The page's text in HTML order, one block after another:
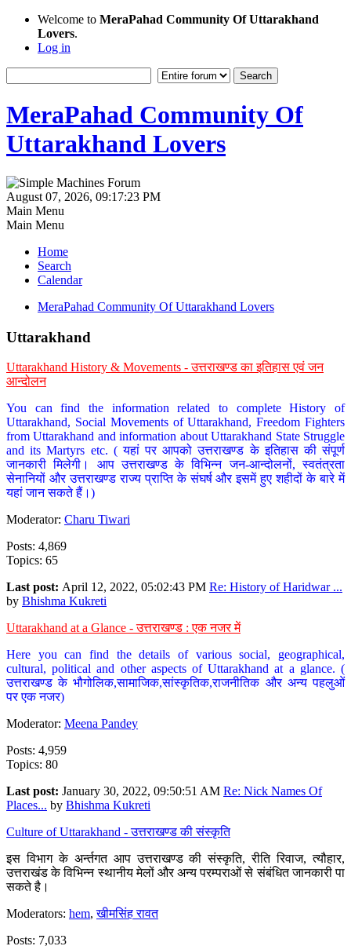
Welcome to MeraPahad Community Of Uttarakhand
Lovers.
Log in
MeraPahad Community Of
Uttarakhand Lovers
August 07, 2026, 09:17:23 PM
Main Menu
Main Menu
Home
Search
Calendar
MeraPahad Community Of Uttarakhand Lovers
Uttarakhand
Uttarakhand History & Movements - उत्तराखण्ड का इतिहास एवं जन
आन्दोलन
You can find the information related to complete History of
Uttarakhand, Social Movements of Uttarakhand, Freedom Fighters
from Uttarakhand and information about Uttarakhand State Struggle
and its Martyrs etc. ( यहां पर आपको उत्तराखण्ड के इतिहास की संपूर्ण
जानकारी मिलेगी। आप उत्तराखण्ड के विभिन्न जन-आन्दोलनों, स्वतंत्रता
सेनानियों और उत्तराखण्ड राज्य प्राप्ति के संघर्ष और इसमें हुए शहीदों के बारे में
यहां जान सकते हैं।)
Moderator: Charu Tiwari
Posts: 4,869
Topics: 65
Last post: April 12, 2022, 05:02:43 PM Re: History of Haridwar ...
by Bhishma Kukreti
Uttarakhand at a Glance - उत्तराखण्ड : एक नजर में
Here you can find the details of various social, geographical,
cultural, political and other aspects of Uttarakhand at a glance. (
उत्तराखण्ड के भौगोलिक,सामाजिक,सांस्कृतिक,राजनीतिक और अन्य पहलुओं
पर एक नजर)
Moderator: Meena Pandey
Posts: 4,959
Topics: 80
Last post: January 30, 2022, 09:50:51 AM Re: Nick Names Of
Places... by Bhishma Kukreti
Culture of Uttarakhand - उत्तराखण्ड की संस्कृति
इस विभाग के अर्न्तगत आप उत्तराखण्ड की संस्कृति, रीति रिवाज, त्यौहार,
उत्तराखंड के विभिन्न स्थानीय मेलों और अन्य परम्पराओं से संबंधित जानकारी पा
सकते है।
Moderators: hem,खीमसिंह रावत
Posts: 7,033